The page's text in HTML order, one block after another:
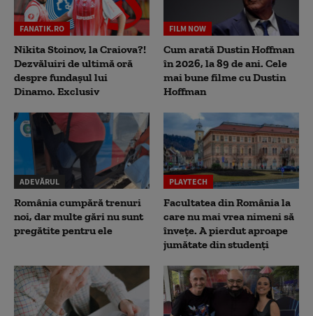
FANATIK.RO
Nikita Stoinov, la Craiova?!
Dezvăluiri de ultimă oră
despre fundașul lui
Dinamo. Exclusiv
FILM NOW
Cum arată Dustin Hoffman
în 2026, la 89 de ani. Cele
mai bune filme cu Dustin
Hoffman
ADEVĂRUL
România cumpără trenuri
noi, dar multe gări nu sunt
pregătite pentru ele
PLAYTECH
Facultatea din România la
care nu mai vrea nimeni să
înveţe. A pierdut aproape
jumătate din studenţi